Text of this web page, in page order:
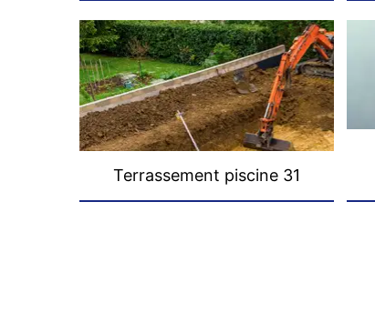
Terrassement piscine 31